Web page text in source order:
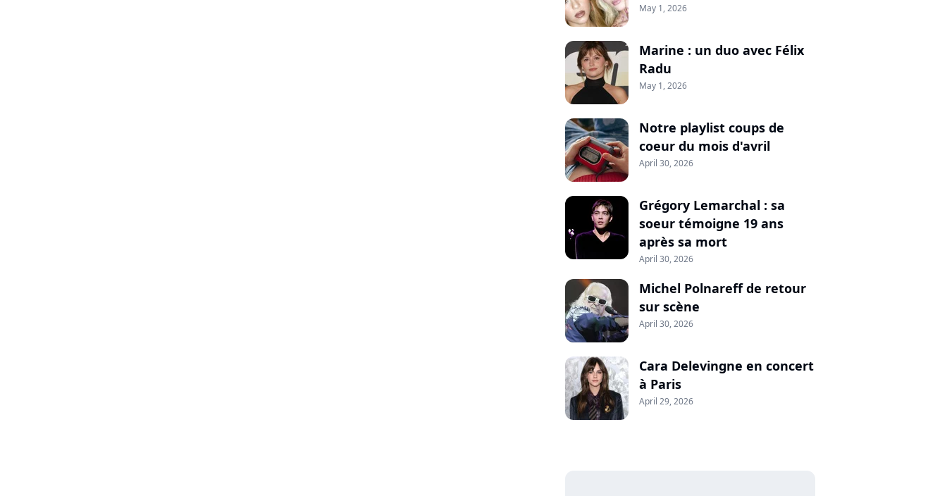
May 1, 2026
Marine : un duo avec Félix
Radu
May 1, 2026
Notre playlist coups de
coeur du mois d'avril
April 30, 2026
Grégory Lemarchal : sa
soeur témoigne 19 ans
après sa mort
April 30, 2026
Michel Polnareff de retour
sur scène
April 30, 2026
Cara Delevingne en concert
à Paris
April 29, 2026